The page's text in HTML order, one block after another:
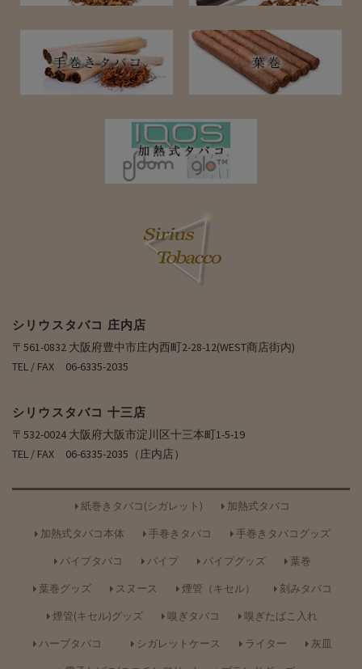
シリウスタバコ 庄内店
〒561-0832 大阪府豊中市庄内西町2-28-12(WEST商店街内)
TEL / FAX 06-6335-2035
シリウスタバコ 十三店
〒532-0024 大阪府大阪市淀川区十三本町1-5-19
TEL / FAX 06-6335-2035（庄内店）
紙巻きタバコ(シガレット)
加熱式タバコ
加熱式タバコ本体
手巻きタバコ
手巻きタバコグッズ
パイプタバコ
パイプ パイプグッズ
葉巻
葉巻グッズ
スヌース 煙管（キセル）
刻みタバコ
煙管(キセル)グッズ
嗅ぎタバコ
嗅ぎたばこ入れ
ハーブタバコ
シガレットケース ライター
灰皿